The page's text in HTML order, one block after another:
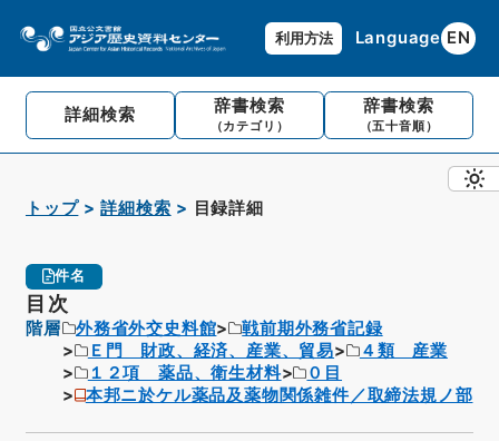
利用方法 Language EN
詳細検索 辞書検索
（カテゴリ）
辞書検索
（五十音順）
トップ 詳細検索 目録詳細
件名
目次
階層 外務省外交史料館
戦前期外務省記録
Ｅ門 財政、経済、産業、貿易
４類 産業
１２項 薬品、衛生材料
０目
本邦ニ於ケル薬品及薬物関係雑件／取締法規ノ部